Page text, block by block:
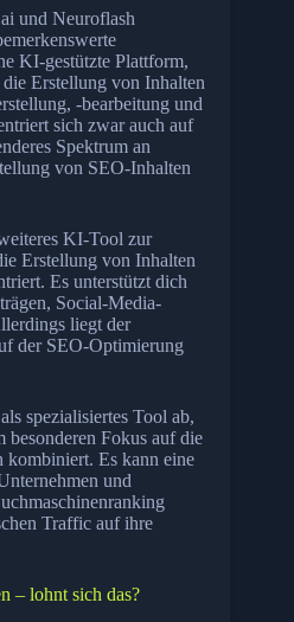
und Neuroflash
KI-gestützte Plattform,
Erstellung von Inhalten
-bearbeitung und
sich zwar auch auf
Spektrum an
von SEO-Inhalten
KI-Tool zur
Erstellung von Inhalten
Es unterstützt dich
Social-Media-
liegt der
der SEO-Optimierung
spezialisiertes Tool ab,
Fokus auf die
Es kann eine
und
Traffic auf ihre
– lohnt sich das?